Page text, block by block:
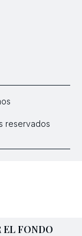
reservados
EL FONDO